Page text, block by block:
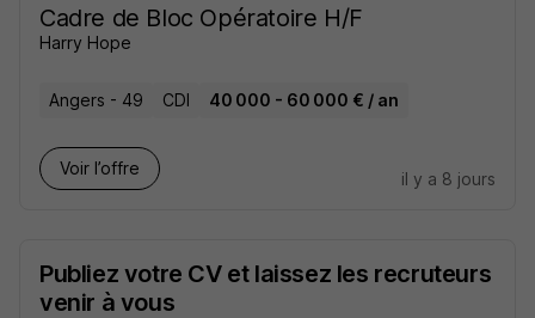
Cadre de Bloc Opératoire H/F
Harry Hope
Angers - 49 CDI 40 000 - 60 000 € / an
Voir l’offre
il y a 8 jours
Publiez votre CV et laissez les recruteurs
venir à vous